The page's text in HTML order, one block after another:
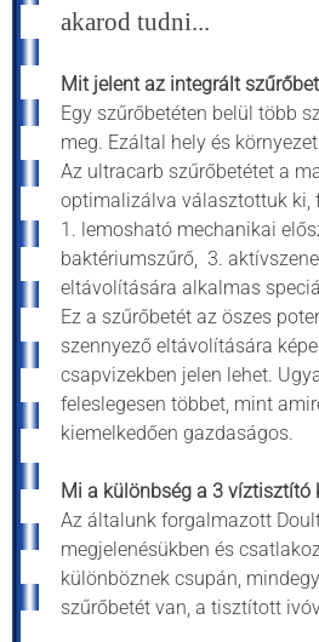
akarod tudni...
Mit jelent az integrált
Egy szűrőbetéten belül több
meg. Ezáltal hely és
Az ultracarb szűrőbetétet a
optimalizálva választottuk ki,
1. lemosható mechanikai
baktériumszűrő, 3.
eltávolítására alkalmas
Ez a szűrőbetét az öszes
szennyező eltávolítására
csapvizekben jelen lehet.
feleslegesen többet, mint
kiemelkedően gazdaságos.
Mi a különbség a 3 víztisztító
Az általunk forgalmazott
megjelenésükben és
különböznek csupán,
szűrőbetét van, a tisztított